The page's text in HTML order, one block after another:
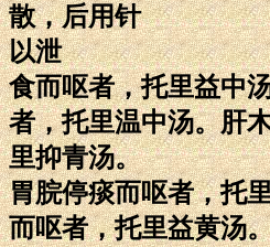
散，后用针
以泄
食而呕者，托里益中
者，托里温中汤。肝
里抑青汤。
胃脘停痰而呕者，托
而呕者，托里益黄汤